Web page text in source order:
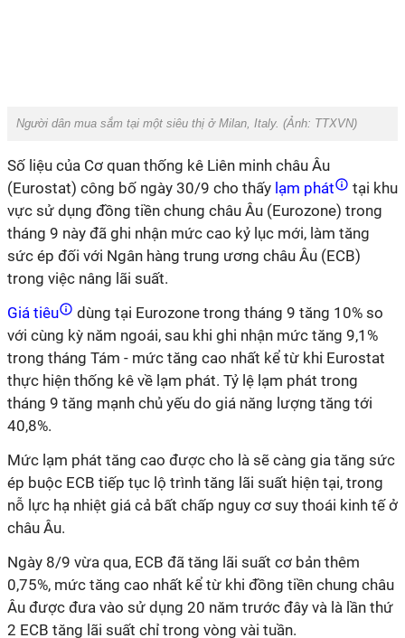
Người dân mua sắm tại một siêu thị ở Milan, Italy. (Ảnh: TTXVN)
Số liệu của Cơ quan thống kê Liên minh châu Âu
(Eurostat) công bố ngày 30/9 cho thấy lạm phát
tại khu
vực sử dụng đồng tiền chung châu Âu (Eurozone) trong
tháng 9 này đã ghi nhận mức cao kỷ lục mới, làm tăng
sức ép đối với Ngân hàng trung ương châu Âu (ECB)
trong việc nâng lãi suất.
Giá tiêu
dùng tại Eurozone trong tháng 9 tăng 10% so
với cùng kỳ năm ngoái, sau khi ghi nhận mức tăng 9,1%
trong tháng Tám - mức tăng cao nhất kể từ khi Eurostat
thực hiện thống kê về lạm phát. Tỷ lệ lạm phát trong
tháng 9 tăng mạnh chủ yếu do giá năng lượng tăng tới
40,8%.
Mức lạm phát tăng cao được cho là sẽ càng gia tăng sức
ép buộc ECB tiếp tục lộ trình tăng lãi suất hiện tại, trong
nỗ lực hạ nhiệt giá cả bất chấp nguy cơ suy thoái kinh tế ở
châu Âu.
Ngày 8/9 vừa qua, ECB đã tăng lãi suất cơ bản thêm
0,75%, mức tăng cao nhất kể từ khi đồng tiền chung châu
Âu được đưa vào sử dụng 20 năm trước đây và là lần thứ
2 ECB tăng lãi suất chỉ trong vòng vài tuần.